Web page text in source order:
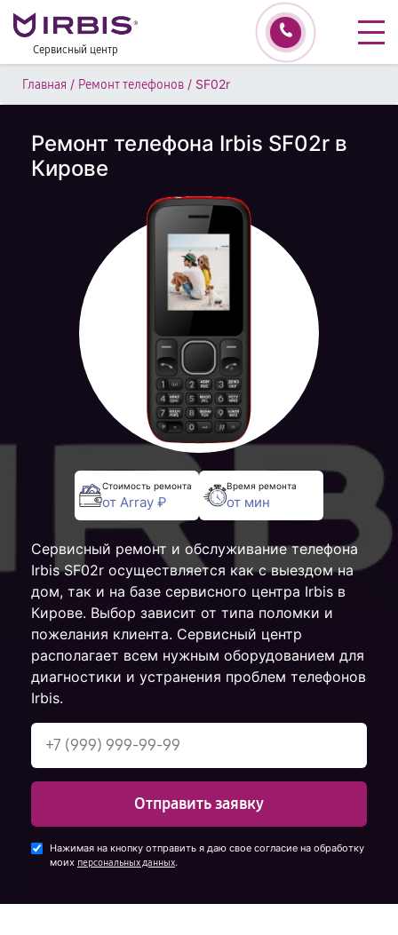
Сервисный центр
Главная / Ремонт телефонов / SF02r
Ремонт телефона Irbis SF02r в
Кирове
Стоимость ремонта
от Array ₽
Время ремонта
от мин
Сервисный ремонт и обслуживание телефона
Irbis SF02r осуществляется как с выездом на
дом, так и на базе сервисного центра Irbis в
Кирове. Выбор зависит от типа поломки и
пожелания клиента. Сервисный центр
располагает всем нужным оборудованием для
диагностики и устранения проблем телефонов
Irbis.
Отправить заявку
Нажимая на кнопку отправить я даю свое согласие на обработку
моих персональных данных.